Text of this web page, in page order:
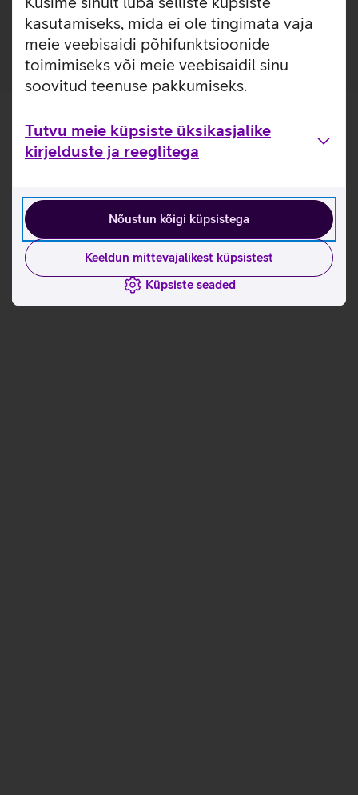
kasutamiseks, mida ei ole tingimata vaja
meie veebisaidi põhifunktsioonide
toimimiseks või meie veebisaidil sinu
soovitud teenuse pakkumiseks.
Tutvu meie küpsiste üksikasjalike
kirjelduste ja reeglitega
Nõustun kõigi küpsistega
Keeldun mittevajalikest küpsistest
Küpsiste seaded
lähemalt siit